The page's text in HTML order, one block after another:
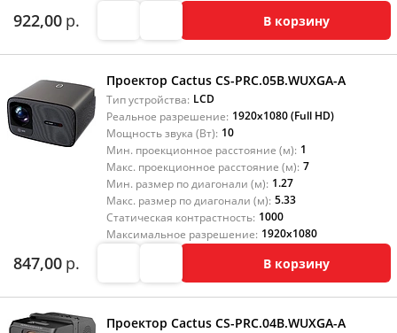
922,00 р. В корзину
Проектор Cactus CS-PRC.05B.WUXGA-A
Тип устройства: LCD
Реальное разрешение: 1920x1080 (Full HD)
Мощность звука (Вт): 10
Мин. проекционное расстояние (м): 1
Макс. проекционное расстояние (м): 7
Мин. размер по диагонали (м): 1.27
Макс. размер по диагонали (м): 5.33
Статическая контрастность: 1000
Максимальное разрешение: 1920x1080
847,00 р. В корзину
Проектор Cactus CS-PRC.04B.WUXGA-A